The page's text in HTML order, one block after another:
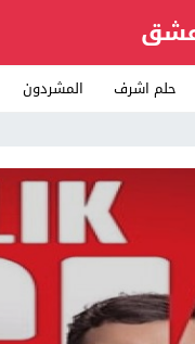
حلم اشرف المشردون